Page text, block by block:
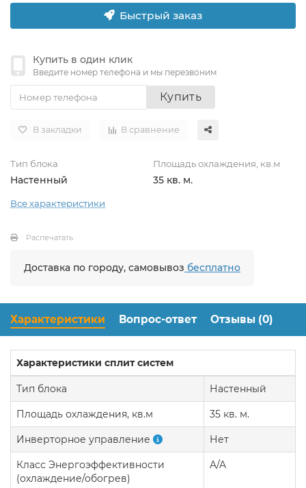
Быстрый заказ
Купить в один клик
Введите номер телефона и мы перезвоним
Купить
В закладки В сравнение
Тип блока
Настенный
Площадь охлаждения, кв.м
35 кв. м.
Все характеристики
Распечатать
Доставка по городу, самовывоз бесплатно
Характеристики Вопрос-ответ Отзывы (0)
Характеристики сплит систем
Тип блока Настенный
Площадь охлаждения, кв.м 35 кв. м.
Инверторное управление Нет
Класс Энергоэффективности
(охлаждение/обогрев)
A/A